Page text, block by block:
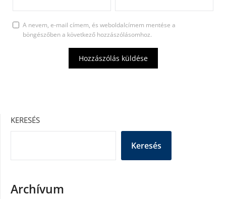
A nevem, e-mail címem, és weboldalcímem mentése a
böngészőben a következő hozzászólásomhoz.
KERESÉS
Keresés
Archívum